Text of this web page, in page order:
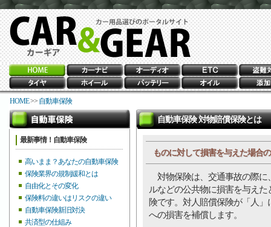
HOME>> 自動車保険
最新事情！自動車保険
高いまま？あなたの自動車保険
保険業界の規制緩和とは
自由化とその変化
保険料の違いはリスクの違い
自動車保険新旧対決
共済型の仕組み
自動車保険 対物賠償保険とは
ものに対して損害を与えた場合
対物保険は、交通事故の際に
ルなどの公共物に損害を与え
険です。対人賠償保険が「人
への損害を補償します。